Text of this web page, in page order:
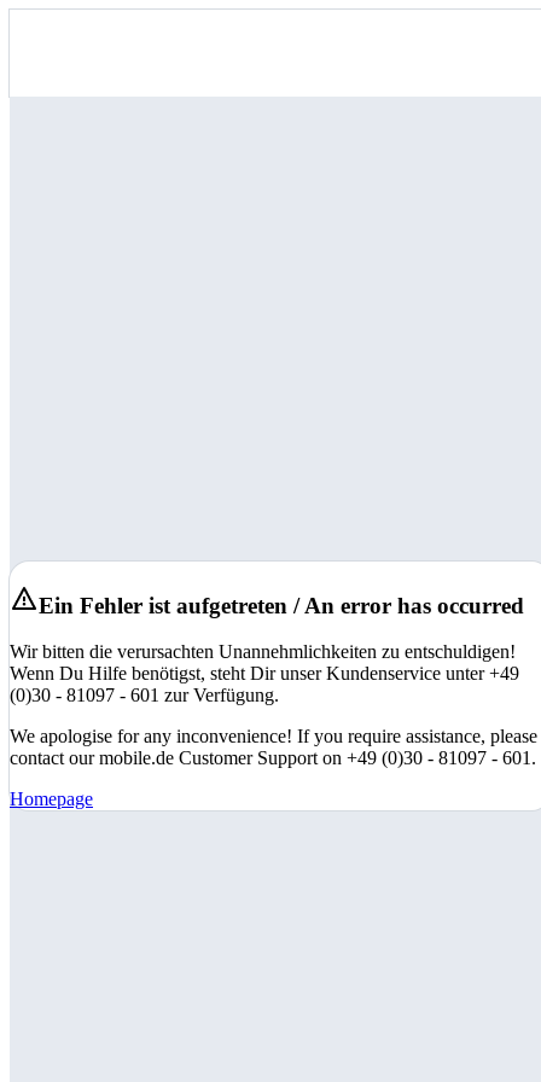
Ein Fehler ist aufgetreten / An error has occurred
Wir bitten die verursachten Unannehmlichkeiten zu entschuldigen!
Wenn Du Hilfe benötigst, steht Dir unser Kundenservice unter +49
(0)30 - 81097 - 601 zur Verfügung.
We apologise for any inconvenience! If you require assistance, please
contact our mobile.de Customer Support on +49 (0)30 - 81097 - 601.
Homepage